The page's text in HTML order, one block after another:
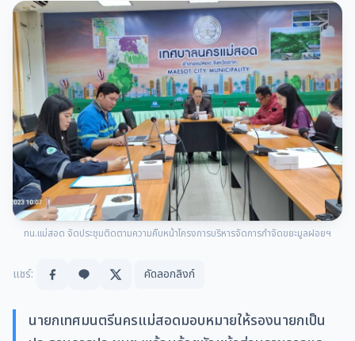
ทน.แม่สอด จัดประชุมติดตามความคืบหน้าโครงการบริหารจัดการกำจัดขยะมูลฝอยฯ
แชร์: คัดลอกลิงก์
นายกเทศมนตรีนครแม่สอดมอบหมายให้รองนายกเป็น